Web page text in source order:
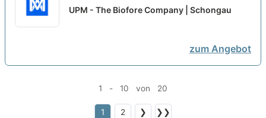
Maschinenbediener (m/w/d)
UPM - The Biofore Company | Schongau
zum Angebot
1 - 10 von 20
1 2 ❯ ❯❯